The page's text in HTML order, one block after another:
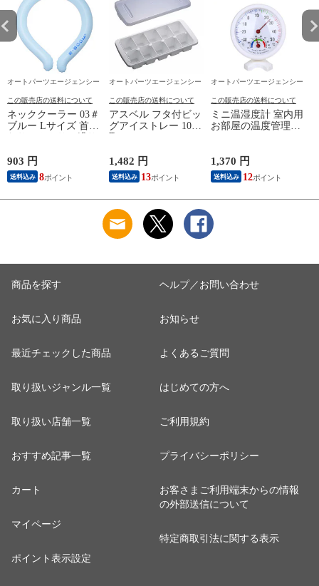
オートパーツエージェンシー
この販売店の送料について
ネッククーラー 03＃
ブルー Lサイズ 首ま
L03BL
903 円
送料込み 8
オートパーツエージェンシー
この販売店の送料について
アスベル フタ付ビッ
グアイストレー 10ヶ
1,482 円
送料込み 13
オートパーツエージェンシー
この販売店の送料について
ミニ温湿度計 室内用
お部屋の温度管理
1,370 円
送料込み 12
商品を探す
お気に入り商品
最近チェックした商品
取り扱いジャンル一覧
取り扱い店舗一覧
おすすめ記事一覧
カート
マイページ
ポイント表示設定
ヘルプ／お問い合わせ
お知らせ
よくあるご質問
はじめての方へ
ご利用規約
プライバシーポリシー
お客さまご利用端末からの情報
の外部送信について
特定商取引法に関する表示